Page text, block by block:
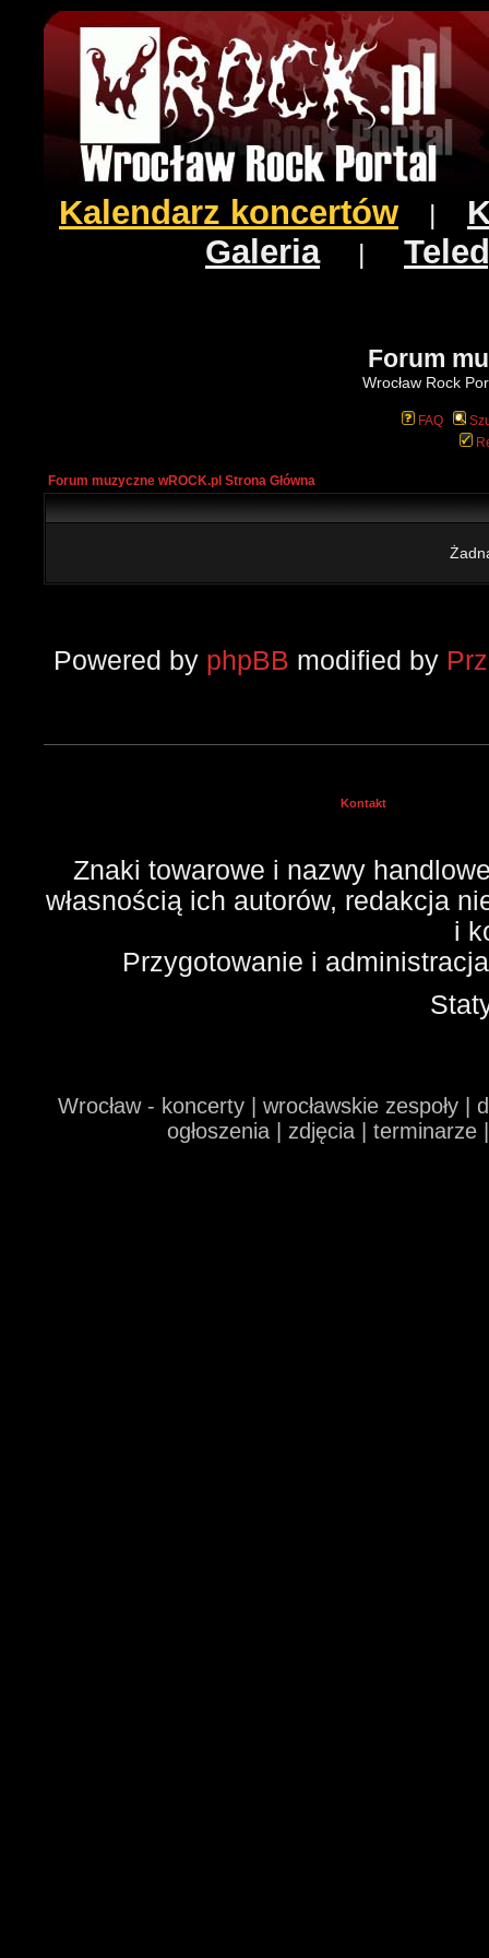
Kalendarz koncertów
Galeria|
Forum
Wrocław Rock
FAQ
Forum muzyczne wROCK.pl Strona Główna
Powered by phpBB modified by
Kontakt
Znaki towarowe i nazwy
własnością ich autorów, redakcja
i
Przygotowanie i
Wrocław - koncerty | wrocławskie zespoły
ogłoszenia | zdjęcia |